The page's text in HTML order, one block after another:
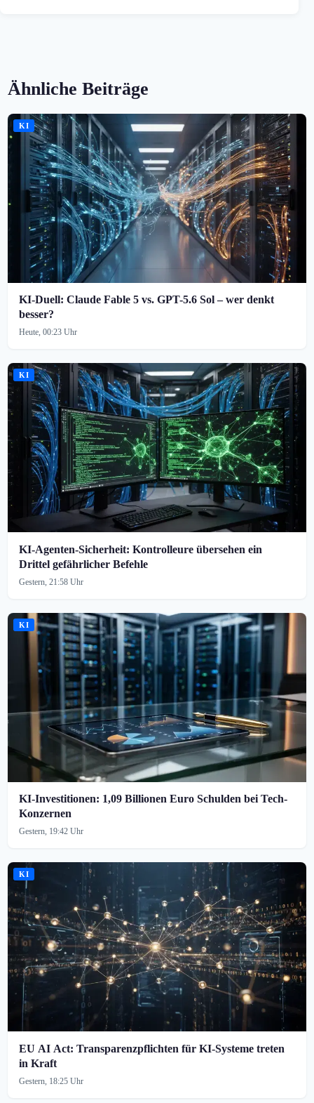
Ähnliche Beiträge
KI
KI-Duell: Claude Fable 5 vs. GPT-5.6 Sol – wer denkt
besser?
Heute, 00:23 Uhr
KI
KI-Agenten-Sicherheit: Kontrolleure übersehen ein
Drittel gefährlicher Befehle
Gestern, 21:58 Uhr
KI
KI-Investitionen: 1,09 Billionen Euro Schulden bei Tech-
Konzernen
Gestern, 19:42 Uhr
KI
EU AI Act: Transparenzpflichten für KI-Systeme treten
in Kraft
Gestern, 18:25 Uhr